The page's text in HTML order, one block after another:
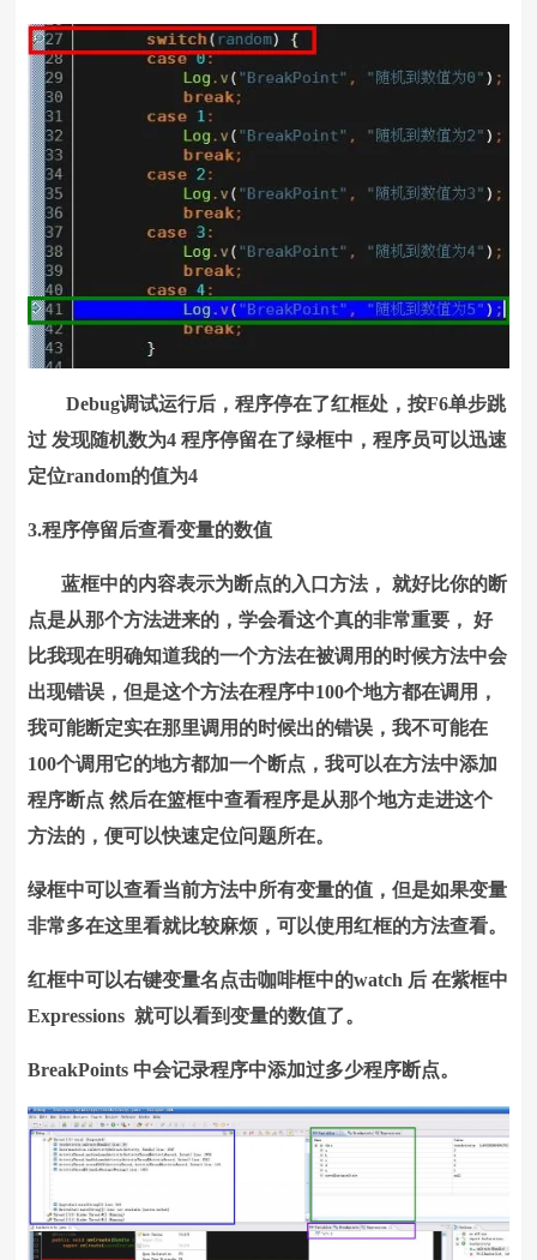
Debug调试运行后，程序停在了红框处，按F6单步跳
过 发现随机数为4 程序停留在了绿框中，程序员可以迅速
定位random的值为4
3.程序停留后查看变量的数值
蓝框中的内容表示为断点的入口方法， 就好比你的断
点是从那个方法进来的，学会看这个真的非常重要， 好
比我现在明确知道我的一个方法在被调用的时候方法中会
出现错误，但是这个方法在程序中100个地方都在调用，
我可能断定实在那里调用的时候出的错误，我不可能在
100个调用它的地方都加一个断点，我可以在方法中添加
程序断点 然后在篮框中查看程序是从那个地方走进这个
方法的，便可以快速定位问题所在。
绿框中可以查看当前方法中所有变量的值，但是如果变量
非常多在这里看就比较麻烦，可以使用红框的方法查看。
红框中可以右键变量名点击咖啡框中的watch 后 在紫框中
Expressions 就可以看到变量的数值了。
BreakPoints 中会记录程序中添加过多少程序断点。